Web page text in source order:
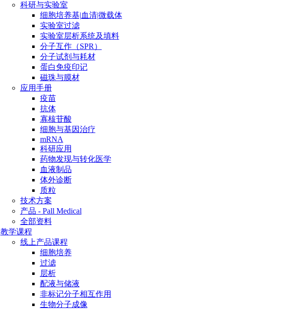
科研与实验室
细胞培养基|血清|微载体
实验室过滤
实验室层析系统及填料
分子互作（SPR）
分子试剂与耗材
蛋白免疫印记
磁珠与膜材
应用手册
疫苗
抗体
寡核苷酸
细胞与基因治疗
mRNA
科研应用
药物发现与转化医学
血液制品
体外诊断
质粒
技术方案
产品 - Pall Medical
全部资料
教学课程
线上产品课程
细胞培养
过滤
层析
配液与储液
非标记分子相互作用
生物分子成像